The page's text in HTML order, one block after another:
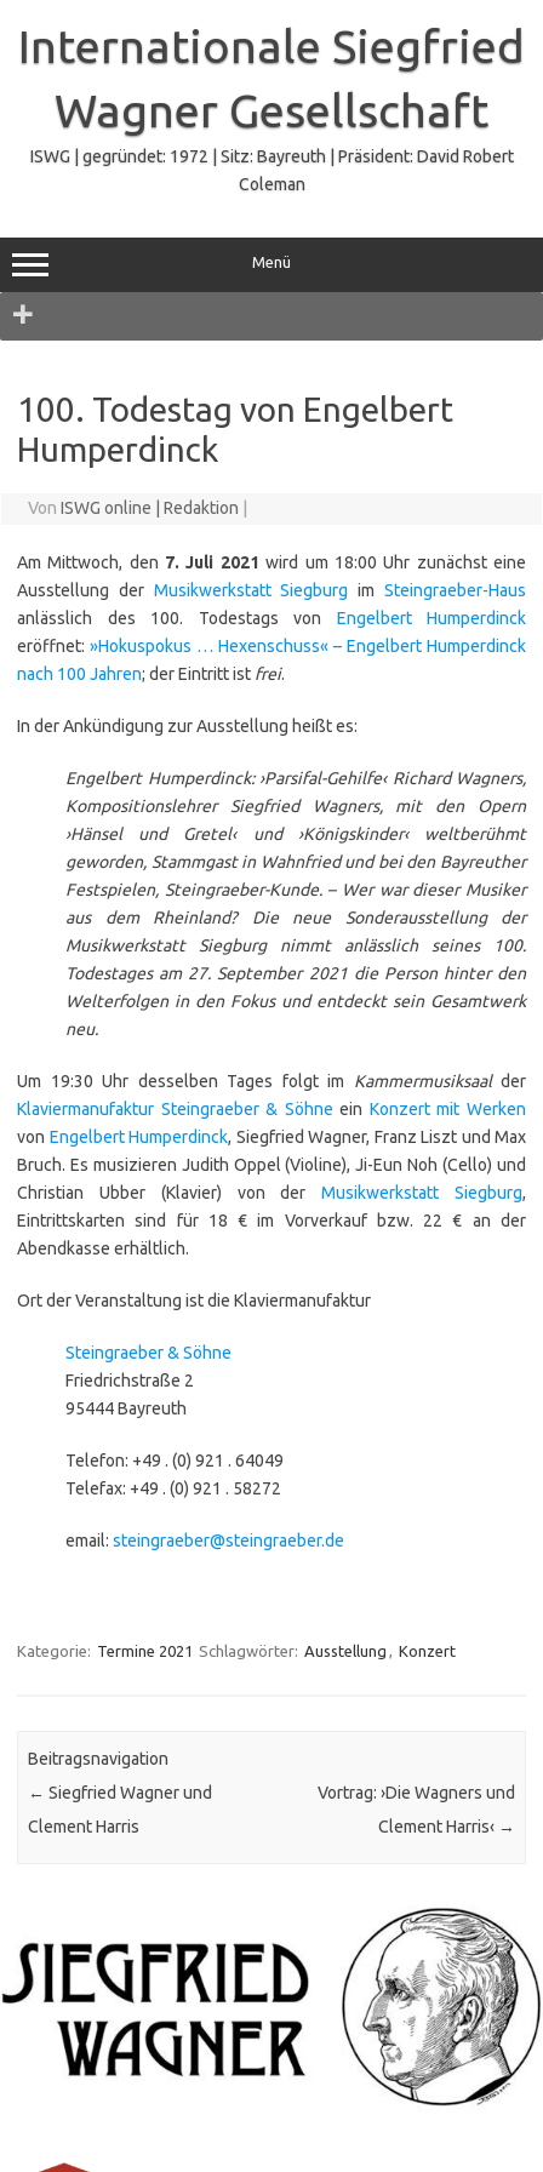
springen
Internationale Siegfried
Wagner Gesellschaft
ISWG | gegründet: 1972 | Sitz: Bayreuth | Präsident: David Robert
Coleman
Menü
100. Todestag von Engelbert
Humperdinck
Von ISWG online | Redaktion
Am Mittwoch, den 7. Juli 2021 wird um 18:00 Uhr zunächst eine
Ausstellung der Musikwerkstatt Siegburg imSteingraeber-Haus
anlässlich des 100. Todestags von Engelbert Humperdinck
eröffnet: »Hokuspokus … Hexenschuss« – Engelbert Humperdinck
nach 100 Jahren; der Eintritt ist frei.
In der Ankündigung zur Ausstellung heißt es:
Engelbert Humperdinck: ›Parsifal-Gehilfe‹ Richard Wagners,
Kompositionslehrer Siegfried Wagners, mit den Opern
›Hänsel und Gretel‹ und ›Königskinder‹ weltberühmt
geworden, Stammgast in Wahnfried und bei den Bayreuther
Festspielen, Steingraeber-Kunde. – Wer war dieser Musiker
aus dem Rheinland? Die neue Sonderausstellung der
Musikwerkstatt Siegburg nimmt anlässlich seines 100.
Todestages am 27. September 2021 die Person hinter den
Welterfolgen in den Fokus und entdeckt sein Gesamtwerk
neu.
Um 19:30 Uhr desselben Tages folgt im Kammermusiksaalder
Klaviermanufaktur Steingraeber & Söhne ein Konzert mit Werken
von Engelbert Humperdinck, Siegfried Wagner, Franz Liszt und Max
Bruch. Es musizieren Judith Oppel (Violine), Ji-Eun Noh (Cello) und
Christian Ubber (Klavier) von derMusikwerkstatt Siegburg,
Eintrittskarten sind für 18 € im Vorverkauf bzw. 22 € an der
Abendkasse erhältlich.
Ort der Veranstaltung ist die Klaviermanufaktur
Steingraeber & Söhne
Friedrichstraße 2
95444 Bayreuth
Telefon: +49 . (0) 921 . 64049
Telefax: +49 . (0) 921 . 58272
email: steingraeber@steingraeber.de
Kategorie: Termine 2021 Schlagwörter: Ausstellung , Konzert
Beitragsnavigation
← Siegfried Wagner und
Clement Harris
Vortrag: ›Die Wagners und
Clement Harris‹ →